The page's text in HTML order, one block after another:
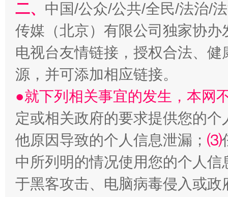
受贿1.44亿！段成刚被判无期 从幼
二、 中国/公众/公共/全民/法治/
传媒（北京）有限公司独家协
电视台友情链接，授权合法、
源，并可添加相应链接。
●就下列相关事宜的发生，本网
定或相关政府的要求提供您的个
他原因导致的个人信息泄漏； ⑶
中所列明的情况使用您的个人
于黑客攻击、电脑病毒侵入或